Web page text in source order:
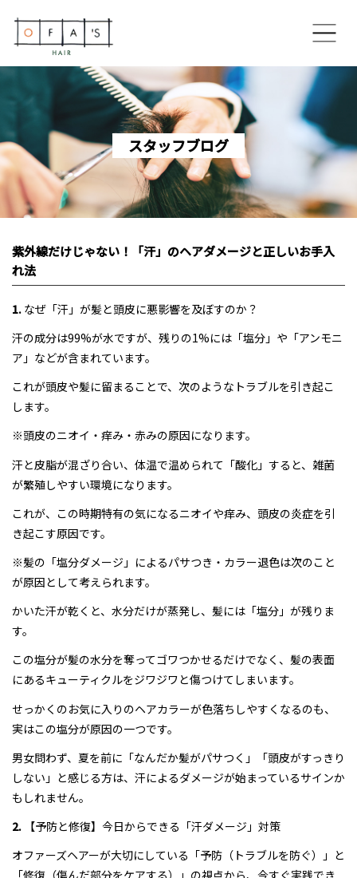
コンセプト
OFA’S HAIR 博多住吉本店
OFA’S HAIR 香椎ネクサス店
OFA’S HAIR 美野島通り店
スタイリスト
採用情報
プライバシーポリシー
お問い合わせ・ご予約
スタッフブログ
スタッフブログ
紫外線だけじゃない！「汗」のヘアダメージと正しいお手入
れ法
1. なぜ「汗」が髪と頭皮に悪影響を及ぼすのか？
汗の成分は99%が水ですが、残りの1%には「塩分」や「アンモニ
ア」などが含まれています。
これが頭皮や髪に留まることで、次のようなトラブルを引き起こ
します。
※頭皮のニオイ・痒み・赤みの原因になります。
汗と皮脂が混ざり合い、体温で温められて「酸化」すると、雑菌
が繁殖しやすい環境になります。
これが、この時期特有の気になるニオイや痒み、頭皮の炎症を引
き起こす原因です。
※髪の「塩分ダメージ」によるパサつき・カラー退色は次のこと
が原因として考えられます。
かいた汗が乾くと、水分だけが蒸発し、髪には「塩分」が残りま
す。
この塩分が髪の水分を奪ってゴワつかせるだけでなく、髪の表面
にあるキューティクルをジワジワと傷つけてしまいます。
せっかくのお気に入りのヘアカラーが色落ちしやすくなるのも、
実はこの塩分が原因の一つです。
男女問わず、夏を前に「なんだか髪がパサつく」「頭皮がすっきり
しない」と感じる方は、汗によるダメージが始まっているサインか
もしれません。
2. 【予防と修復】今日からできる「汗ダメージ」対策
オファーズヘアーが大切にしている「予防（トラブルを防ぐ）」と